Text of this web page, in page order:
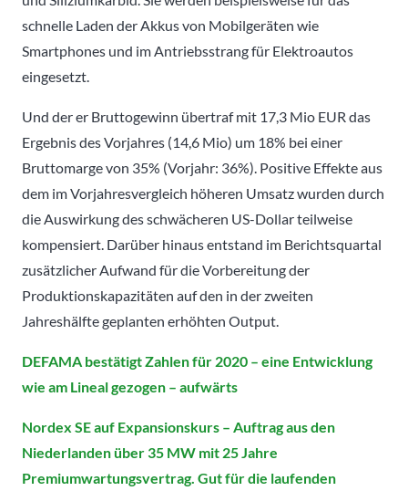
schnelle Laden der Akkus von Mobilgeräten wie
Smartphones und im Antriebsstrang für Elektroautos
eingesetzt.
Und der er Bruttogewinn übertraf mit 17,3 Mio EUR das
Ergebnis des Vorjahres (14,6 Mio) um 18% bei einer
Bruttomarge von 35% (Vorjahr: 36%). Positive Effekte aus
dem im Vorjahresvergleich höheren Umsatz wurden durch
die Auswirkung des schwächeren US-Dollar teilweise
kompensiert. Darüber hinaus entstand im Berichtsquartal
zusätzlicher Aufwand für die Vorbereitung der
Produktionskapazitäten auf den in der zweiten
Jahreshälfte geplanten erhöhten Output.
DEFAMA bestätigt Zahlen für 2020 – eine Entwicklung
wie am Lineal gezogen – aufwärts
Nordex SE auf Expansionskurs – Auftrag aus den
Niederlanden über 35 MW mit 25 Jahre
Premiumwartungsvertrag. Gut für die laufenden